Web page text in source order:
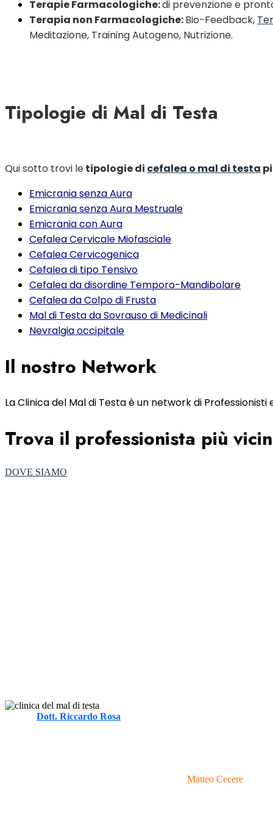
Terapie Farmacologiche:di prevenzione e
Terapia non Farmacologiche:Bio-Feedback,
Meditazione, Training Autogeno, Nutrizione.
Tipologie di Mal di Testa
Qui sotto trovi letipologie di cefalea o mal di testa
Emicrania senza Aura
Emicrania senza Aura Mestruale
Emicrania con Aura
Cefalea Cervicale Miofasciale
Cefalea Cervicogenica
Cefalea di tipo Tensivo
Cefalea da disordine Temporo-Mandibolare
Cefalea da Colpo di Frusta
Mal di Testa da Sovrauso di Medicinali
Nevralgia occipitale
Il nostro Network
La Clinica del Mal di Testa è un network di Professionisti
Trova il professionista più
DOVE SIAMO
Dott. Riccardo Rosa
Matteo Cecere